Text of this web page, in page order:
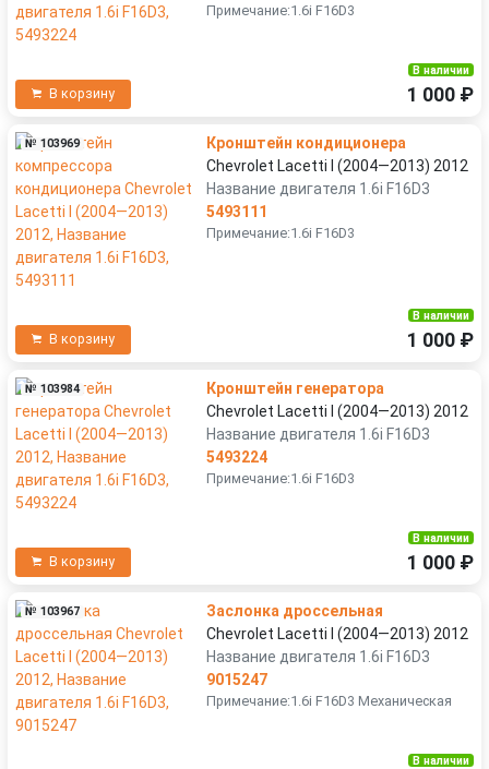
Примечание:1.6i F16D3
В корзину
В наличии
1 000 ₽
№ 103969
Кронштейн кондиционера
Chevrolet Lacetti I (2004—2013) 2012
Название двигателя 1.6i F16D3
5493111
Примечание:1.6i F16D3
В корзину
В наличии
1 000 ₽
№ 103984
Кронштейн генератора
Chevrolet Lacetti I (2004—2013) 2012
Название двигателя 1.6i F16D3
5493224
Примечание:1.6i F16D3
В корзину
В наличии
1 000 ₽
№ 103967
Заслонка дроссельная
Chevrolet Lacetti I (2004—2013) 2012
Название двигателя 1.6i F16D3
9015247
Примечание:1.6i F16D3 Механическая
В наличии